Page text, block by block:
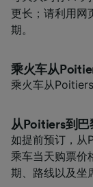
更长；请利用网
期。
乘火车从
乘火车从
从Poitiers到巴
如提前预订，从
乘车当天购票价
期、路线以及坐